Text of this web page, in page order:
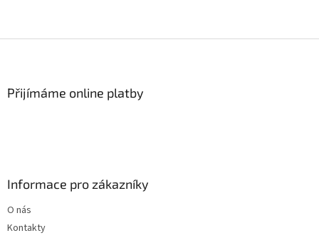
Přijímáme online platby
Informace pro zákazníky
O nás
Kontakty